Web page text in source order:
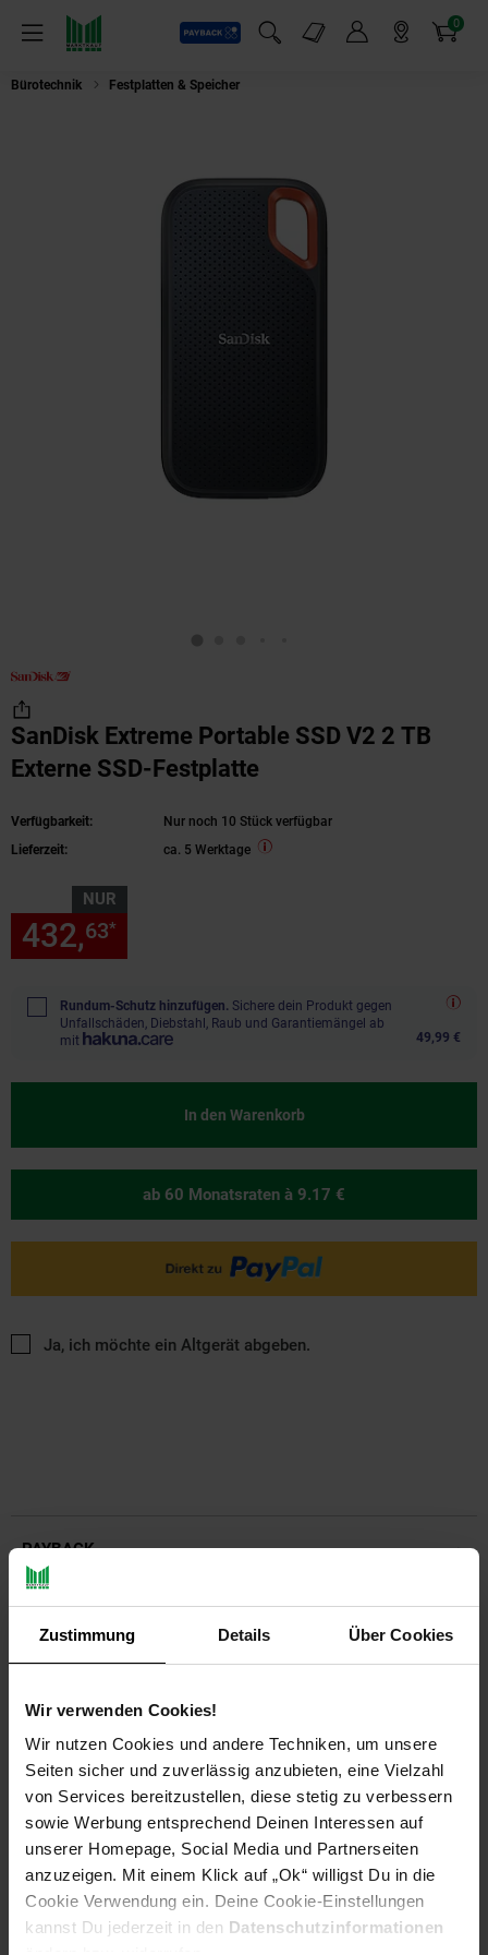
Zustimmung Details Über Cookies
Wir verwenden Cookies!
Wir nutzen Cookies und andere Techniken, um unsere
Seiten sicher und zuverlässig anzubieten, eine Vielzahl
von Services bereitzustellen, diese stetig zu verbessern
sowie Werbung entsprechend Deinen Interessen auf
unserer Homepage, Social Media und Partnerseiten
anzuzeigen. Mit einem Klick auf „Ok“ willigst Du in die
Cookie Verwendung ein. Deine Cookie-Einstellungen
kannst Du jederzeit in den Datenschutzinformationen
Menü
Payback
Suchfeld einblenden
Markt-Angebote 0
Artikel
Bürotechnik Festplatten & Speicher
SanDisk Extreme Portable SSD V2 2 TB
Externe SSD-Festplatte
Verfügbarkeit:
Nur noch 10 Stück verfügbar
Lieferzeit:
ca. 5 Werktage
NUR
432,63*
Rundum-Schutz hinzufügen. Sichere dein Produkt gegen
Unfallschäden, Diebstahl, Raub und Garantiemängel ab
mit
49,99 €
In den Warenkorb
ab 60 Monatsraten à 9.17 €
Ja, ich möchte ein Altgerät abgeben.
PAYBACK
Extra°Punkte:
0
Erlebe die beeindruckende Leistung der SanDisk Extreme
Portable SSD V2 2 TB (00186534) - die ideale externe SSD-
Festplatte, um deine Daten sicher zu speichern und
blitzschnell darauf zuzugreifen. Mit einer Geschwindigkeit, die
fast doppelt so hoch ist wie die vorherige Generation, bietet
diese tragbare SSD die ultimative Kombination aus
Geschwindigkeit, Robustheit und Benutzerfreundlichkeit. Die